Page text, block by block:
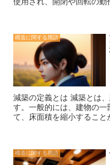
とができます。 垂木は建築やリフォームにおいて欠かせない重要な
めに、垂木の適切な配置
ことです。蝶番は、2つの
や窓を開閉する際には、
た、蝶番はドアや窓の重
番を使用することで、ド
が可能になります。 さらに、蝶番はドアや窓の取り付けや取り外し
を容易にする役割も担って
に使用されるため、取り外
より、リフォームや修理の
蝶番は、耐久性が求めら
開閉されるため、蝶番は
られます。蝶番は見える
イン性も重要な要素となります。 蝶番の基本的な役
構造に関する用語
減築の定義とは 減築とは、建物の床面積を削減することを指しま
す。一般的には、建物の
て、床面積を縮小すること
はありません。床面積を削
構造に関する用語